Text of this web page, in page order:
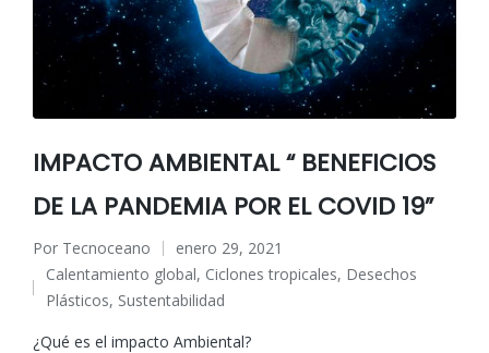
IMPACTO AMBIENTAL “ BENEFICIOS
DE LA PANDEMIA POR EL COVID 19”
Publicado
por
Por Tecnoceano enero 29, 2021
Publicado
Calentamiento global, Ciclones tropicales, Desechos
Plásticos, Sustentabilidad
¿Qué es el impacto Ambiental?